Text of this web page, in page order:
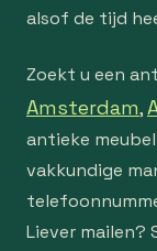
alsof de tijd
Zoekt u een
Amsterdam,
antieke
vakkundige
Liever mailen?